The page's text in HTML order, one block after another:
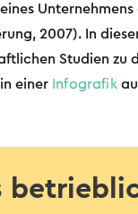
2007). In
Studien zu
einer Infografik